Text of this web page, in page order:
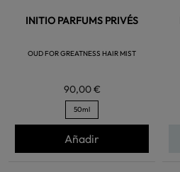
INITIO PARFUMS PRIVÉS
OUD FOR GREATNESS HAIR MIST
90,00 €
50ml
Añadir